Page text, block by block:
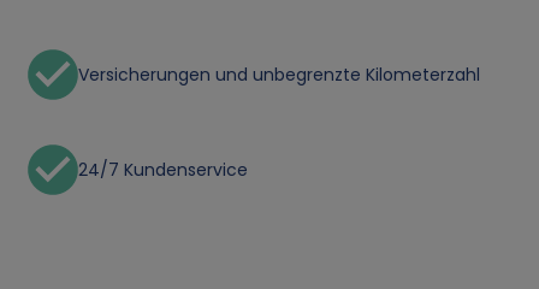
Versicherungen und unbegrenzte Kilometerzahl
24/7 Kundenservice